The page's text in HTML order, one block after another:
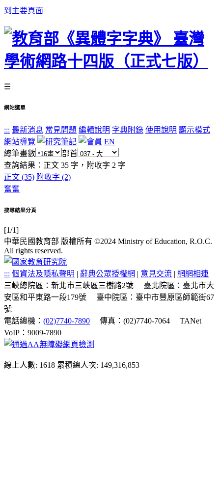
到主要頁面
☰
網站選單
::: 最新消息 常見問題 編輯說明 字典附錄 使用說明 顯示模式
網站導覽
EN
總筆畫數
部首
查詢結果：正文 35 字，附收字 2 字
正文 (35) 附收字 (2)
奮奮
搜尋結果分頁
[1/1]
中華民國教育部 版權所有 ©2024 Ministry of Education, R.O.C.
All rights reserved.
::: 個資法及隱私聲明 | 辭典公眾授權網 | 意見交流 | 網網相連
三峽總院區：新北市三峽區三樹路2號
臺北院區：臺北市大
安區和平東路一段179號
臺中院區：臺中市豐原區師範街67
號
電話總機： (02)7740-7890 傳真：(02)7740-7064
TANet
VoIP：9009-7890
線上人數: 1618 累積總人次: 149,316,853